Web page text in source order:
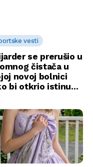
vesti
se prerušio u
čistača u
novoj bolnici
bi otkrio istinu…